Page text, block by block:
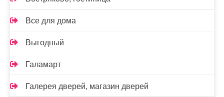
Все для дома
Выгодный
Галамарт
Галерея дверей, магазин дверей